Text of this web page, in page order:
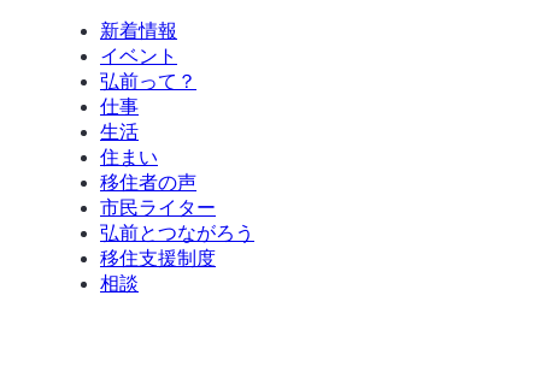
新着情報
イベント
弘前って？
仕事
生活
住まい
移住者の声
市民ライター
弘前とつながろう
移住支援制度
相談